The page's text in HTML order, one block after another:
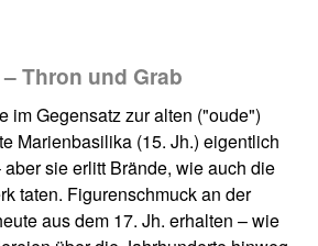
Thron und Grab
im Gegensatz zur alten ("oude")
Marienbasilika (15. Jh.) eigentlich
sie erlitt Brände, wie auch die
taten. Figurenschmuck an der
aus dem 17. Jh. erhalten – wie